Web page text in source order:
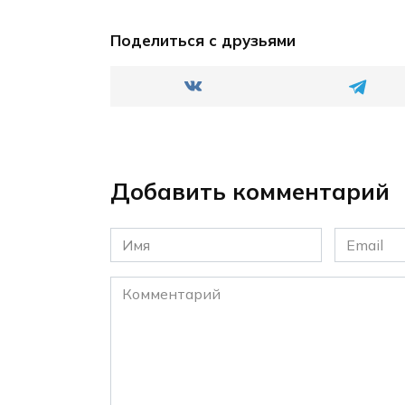
Поделиться с друзьями
Добавить комментарий
Имя
*
Email
*
Комментарий